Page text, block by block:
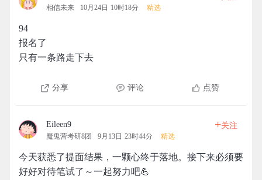
相信未来 10月24日 10时18分 精选
94
报名了
只有一条路走下去
分享 评论 点赞
Eileen9
魔鬼营考研8团 9月13日 23时44分 精选
+关注
今天获悉了提面结果，一颗心终于落地。接下来必须要
好好对待笔试了～一起努力吧💪